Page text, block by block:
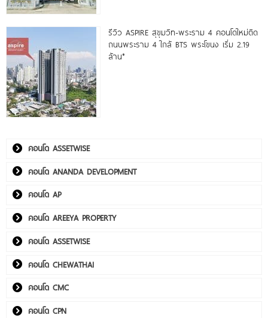
รีวิว ASPIRE สุขุมวิท-พระราม 4 คอนโดใหม่ติด
ถนนพระราม 4 ใกล้ BTS พระโขนง เริ่ม 2.19
ล้าน*
คอนโด ASSETWISE
คอนโด ANANDA DEVELOPMENT
คอนโด AP
คอนโด AREEYA PROPERTY
คอนโด ASSETWISE
คอนโด CHEWATHAI
คอนโด CMC
คอนโด CPN